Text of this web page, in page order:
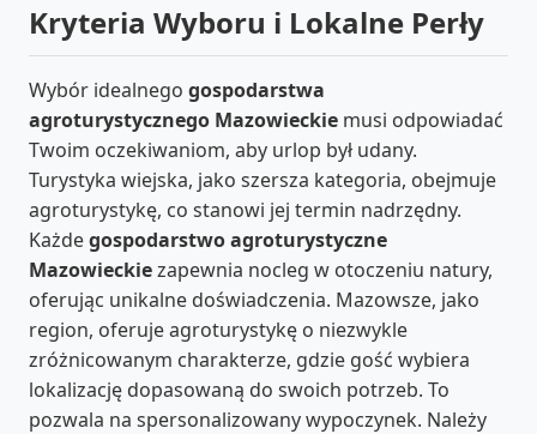
Kryteria Wyboru i Lokalne Perły
Wybór idealnego gospodarstwa
agroturystycznego Mazowieckie musi odpowiadać
Twoim oczekiwaniom, aby urlop był udany.
Turystyka wiejska, jako szersza kategoria, obejmuje
agroturystykę, co stanowi jej termin nadrzędny.
Każdegospodarstwo agroturystyczne
Mazowieckiezapewnia nocleg w otoczeniu natury,
oferując unikalne doświadczenia. Mazowsze, jako
region, oferuje agroturystykę o niezwykle
zróżnicowanym charakterze, gdzie gość wybiera
lokalizację dopasowaną do swoich potrzeb. To
pozwala na spersonalizowany wypoczynek. Należy